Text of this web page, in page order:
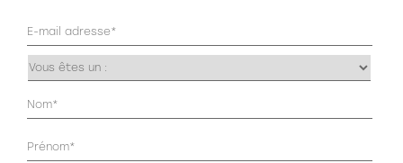
Mail
(Nécessaire)
Occupazione
Anagrafica